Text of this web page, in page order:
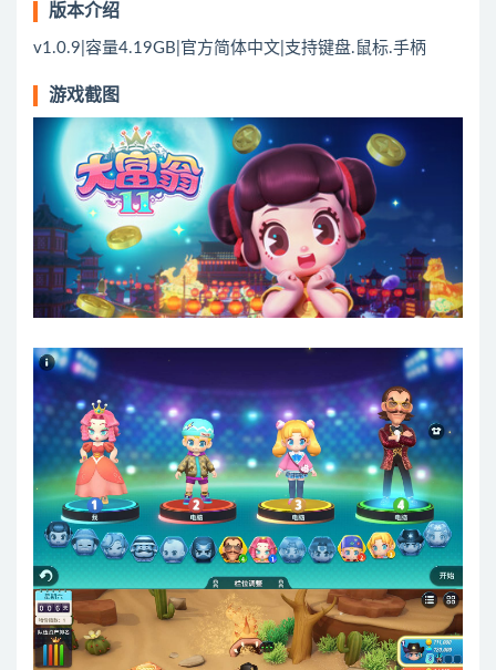
版本介绍
v1.0.9|容量4.19GB|官方简体中文|支持键盘.鼠标.手柄
游戏截图